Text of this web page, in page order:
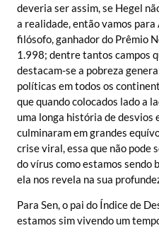
deveria ser assim, se Hegel
a realidade, então vamos
filósofo, ganhador do Prêmio
1.998; dentre tantos campos
destacam-se a pobreza
políticas em todos os
que quando colocados lado a
uma longa história de desvios
culminaram em grandes
crise viral, essa que não pode
do vírus como estamos sendo
ela nos revela na sua
Para Sen, o pai do Índice de
estamos sim vivendo um